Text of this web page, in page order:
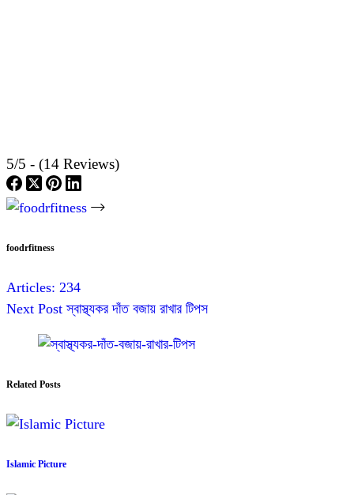
5/5 - (14 Reviews)
foodrfitness
Articles: 234
Next Post স্বাস্থ্যকর দাঁত বজায় রাখার টিপস
Related Posts
Islamic Picture